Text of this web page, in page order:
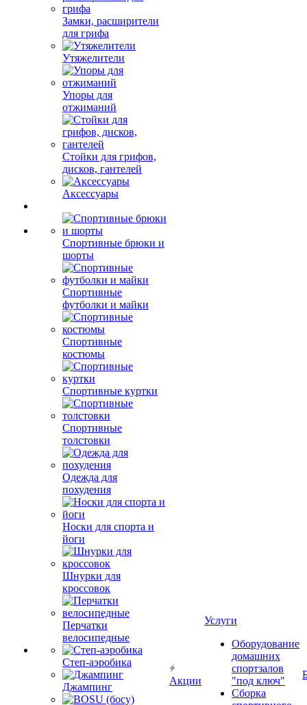
Замки, расширители
для грифа
Утяжелители
Упоры для
отжиманий
Стойки для грифов,
дисков, гантелей
Аксессуары
Спортивные брюки и
шорты
Спортивные
футболки и майки
Спортивные
костюмы
Спортивные куртки
Спортивные
толстовки
Одежда для
похудения
Носки для спорта и
йоги
Шнурки для
кроссовок
Перчатки
велосипедные
Степ-аэробика
Джампинг
Акции
Услуги
Оборудование
домашних
спортзалов
"под ключ"
Сборка